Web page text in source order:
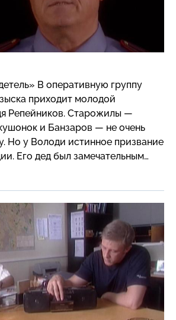
группу
приходит молодой
Репейников. Старожилы —
и Банзаров — не очень
Но у Володи истинное призвание
Его дед был замечательным
свою карьеру еще в трудные
вин. Удастся ли новичку